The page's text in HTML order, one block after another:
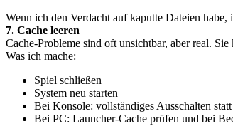
Wenn ich den Verdacht auf kaputte Dateien habe,
7. Cache leeren
Cache-Probleme sind oft unsichtbar, aber real.
Was ich mache:
Spiel schließen
System neu starten
Bei Konsole: vollständiges Ausschalten
Bei PC: Launcher-Cache prüfen und bei